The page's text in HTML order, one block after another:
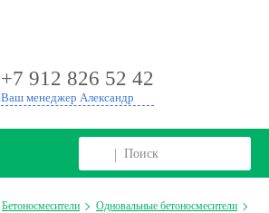
+7 912 826 52 42
Ваш менеджер Александр
Бетоносмесители Одновальные бетоносмесители